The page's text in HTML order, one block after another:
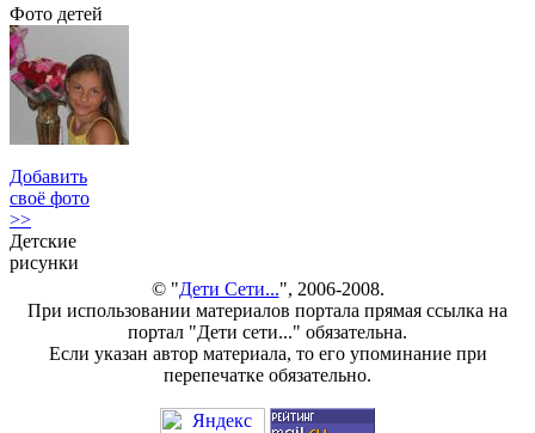
Фото детей
Добавить
своё фото
>>
Детские
рисунки
© "Дети Сети...", 2006-2008.
При использовании материалов портала прямая ссылка на
портал "Дети сети..." обязательна.
Если указан автор материала, то его упоминание при
перепечатке обязательно.